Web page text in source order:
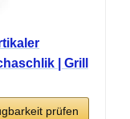
| Grill
prüfen